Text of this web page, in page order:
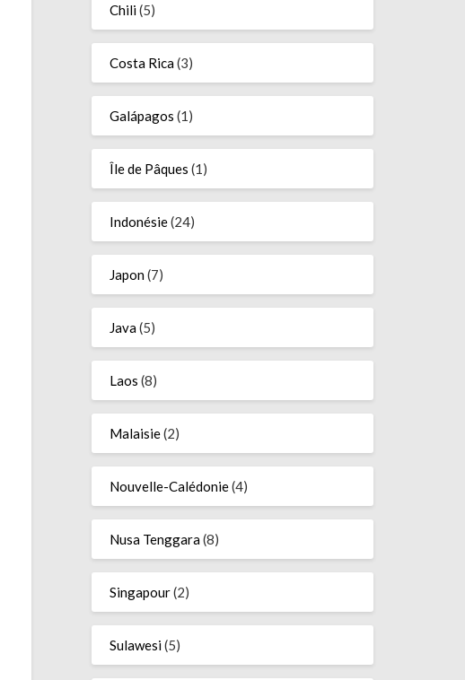
Chili(5)
Costa Rica(3)
Galápagos (1)
Île de Pâques (1)
Indonésie(24)
Japon(7)
Java(5)
Laos (8)
Malaisie(2)
Nouvelle-Calédonie(4)
Nusa Tenggara(8)
Singapour(2)
Sulawesi(5)